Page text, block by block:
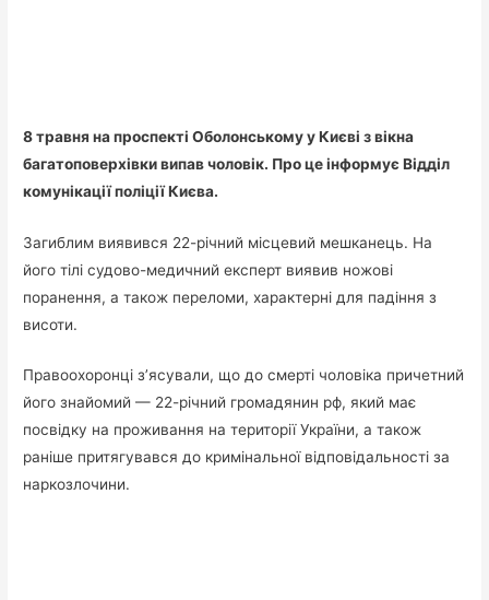
8 травня на проспекті Оболонському у Києві з вікна
багатоповерхівки випав чоловік. Про це інформує Відділ
комунікації поліції Києва.
Загиблим виявився 22-річний місцевий мешканець. На
його тілі судово-медичний експерт виявив ножові
поранення, а також переломи, характерні для падіння з
висоти.
Правоохоронці з’ясували, що до смерті чоловіка причетний
його знайомий — 22-річний громадянин рф, який має
посвідку на проживання на території України, а також
раніше притягувався до кримінальної відповідальності за
наркозлочини.